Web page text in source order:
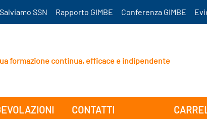
Salviamo SSN Rapporto GIMBE Conferenza GIMBE
formazione continua, efficace e indipendente
CONTATTI